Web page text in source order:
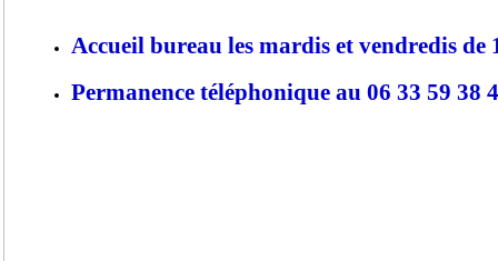
Accueil bureau les mardis et vendredis de
Permanence téléphonique au 06 33 59 38